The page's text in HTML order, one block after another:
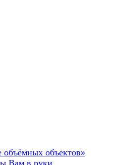
объектов»